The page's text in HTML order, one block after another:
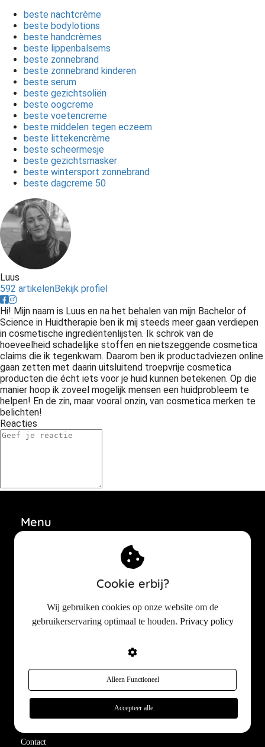
beste nachtcrème
beste bodylotions
beste handcrèmes
beste lippenbalsems
beste zonnebrand
beste zonnebrand kinderen
beste serum
beste gezichtsoliën
beste oogcreme
beste voetencreme
beste middelen tegen eczeem
beste littekencrème
beste scheermesje
beste gezichtsmasker
beste wintersport zonnebrand
beste dagcreme 50
Luus
592 artikelenBekijk profiel
Hi! Mijn naam is Luus en na het behalen van mijn Bachelor of
Science in Huidtherapie ben ik mij steeds meer gaan verdiepen
in cosmetische ingrediëntenlijsten. Ik schrok van de
hoeveelheid schadelijke stoffen en nietszeggende cosmetica
claims die ik tegenkwam. Daarom ben ik productadviezen online
gaan zetten met daarin uitsluitend troepvrije cosmetica
producten die écht iets voor je huid kunnen betekenen. Op die
manier hoop ik zoveel mogelijk mensen een huidprobleem te
helpen! En de zin, maar vooral onzin, van cosmetica merken te
belichten!
Reacties
Menu
Productadviezen
Beste huidverzorging
In de media
Contact
Cookie erbij?
Wij gebruiken cookies op onze website om de
gebruikerservaring optimaal te houden. Privacy policy
Alleen Functioneel
Accepteer alle